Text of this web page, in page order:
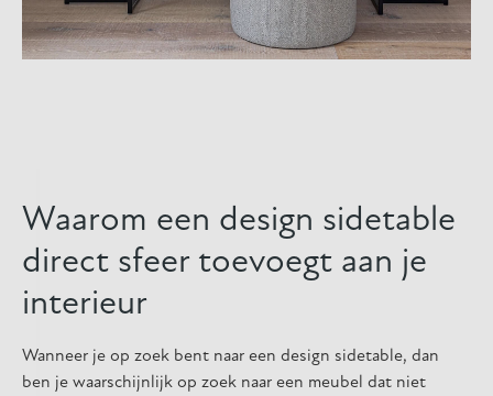
Waarom een design sidetable
direct sfeer toevoegt aan je
interieur
Wanneer je op zoek bent naar een design sidetable, dan
ben je waarschijnlijk op zoek naar een meubel dat niet